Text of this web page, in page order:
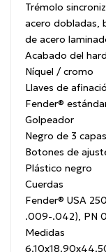
Trémolo
acero dobladas,
de acero
Acabado del
Níquel / cromo
Llaves de
Fender®
Golpeador
Negro de 3 capas
Botones de
Plástico negro
Cuerdas
Fender® USA
.009-.042), PN
Medidas